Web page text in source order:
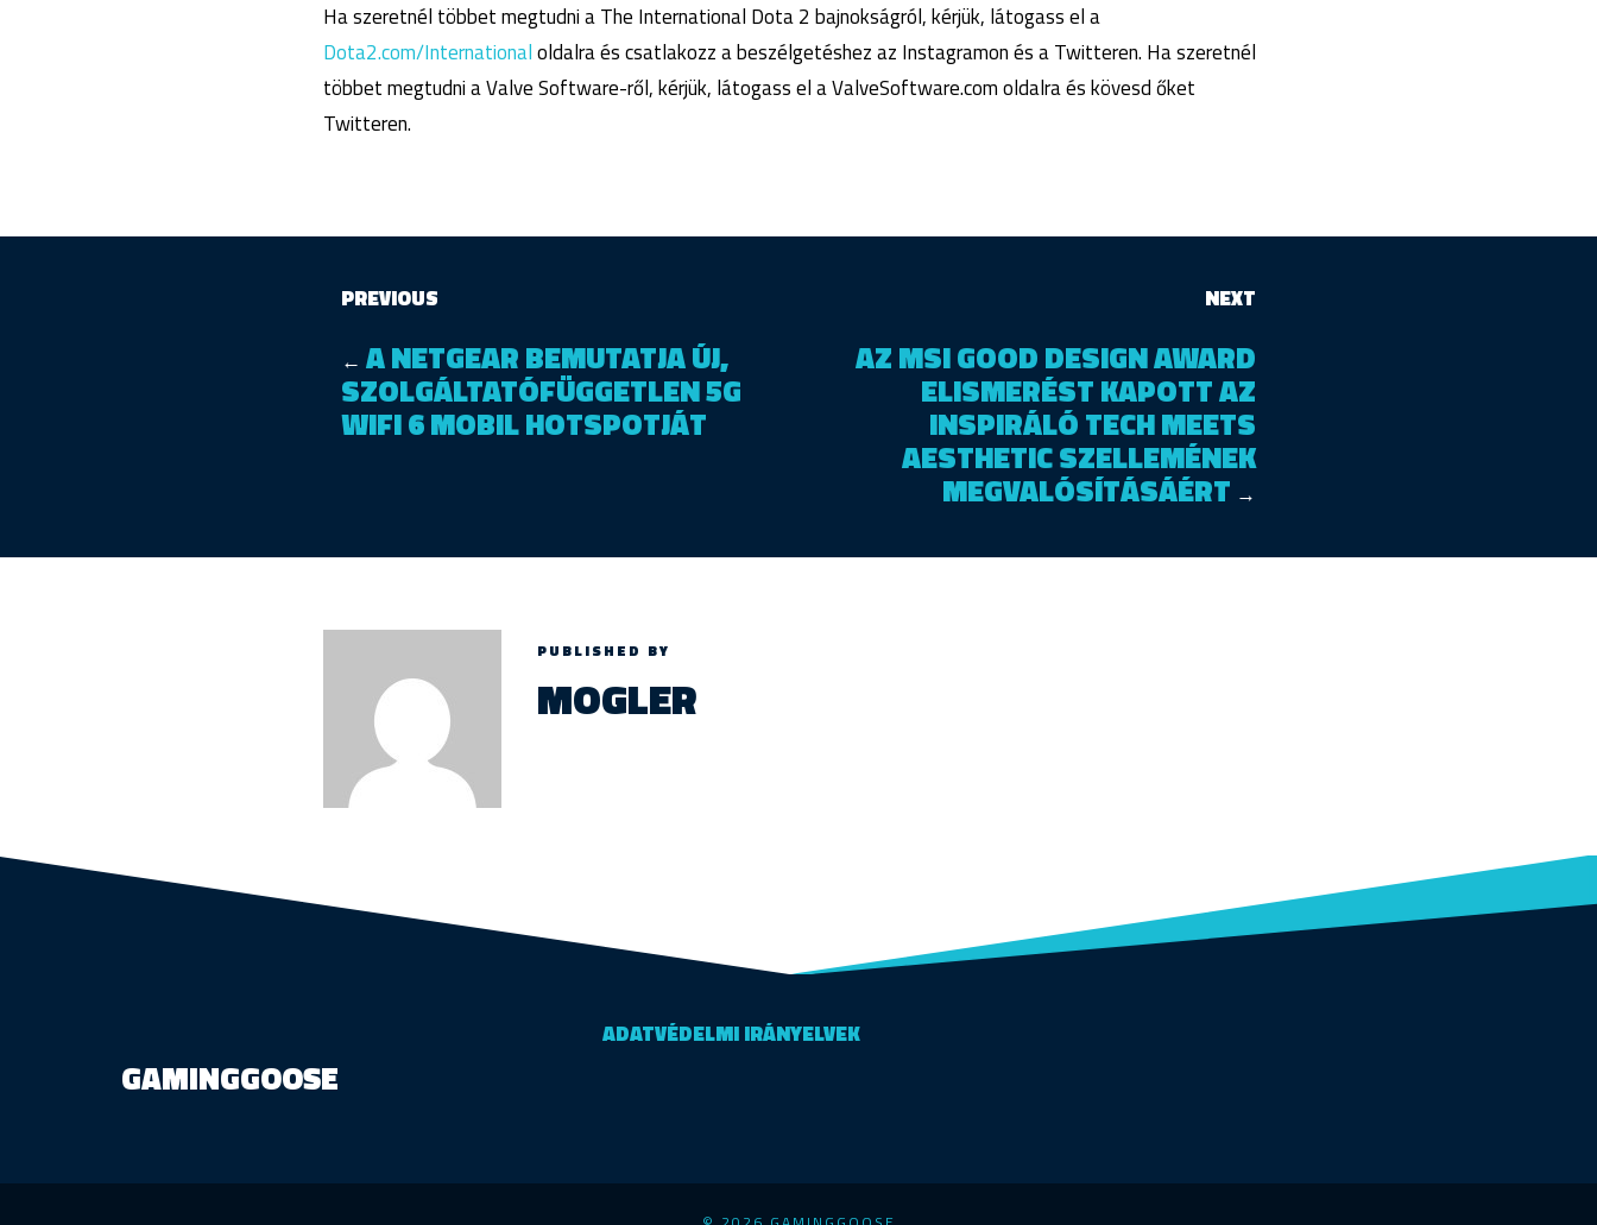
Ha szeretnél többet megtudni a The International Dota 2 bajnokságról, kérjük, látogass el a
Dota2.com/Internationaloldalra és csatlakozz a beszélgetéshez az Instagramon és a Twitteren. Ha szeretnél
többet megtudni a Valve Software-ről, kérjük, látogass el a ValveSoftware.com oldalra és kövesd őket
Twitteren.
PREVIOUS
← A NETGEAR BEMUTATJA ÚJ,
SZOLGÁLTATÓFÜGGETLEN 5G
WIFI 6 MOBIL HOTSPOTJÁT
NEXT
AZ MSI GOOD DESIGN AWARD
ELISMERÉST KAPOTT AZ
INSPIRÁLÓ TECH MEETS
AESTHETIC SZELLEMÉNEK
MEGVALÓSÍTÁSÁÉRT →
PUBLISHED BY
MOGLER
GAMINGGOOSE
ADATVÉDELMI IRÁNYELVEK